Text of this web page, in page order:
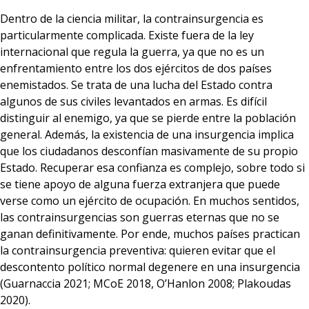
Dentro de la ciencia militar, la contrainsurgencia es
particularmente complicada. Existe fuera de la ley
internacional que regula la guerra, ya que no es un
enfrentamiento entre los dos ejércitos de dos países
enemistados. Se trata de una lucha del Estado contra
algunos de sus civiles levantados en armas. Es difícil
distinguir al enemigo, ya que se pierde entre la población
general. Además, la existencia de una insurgencia implica
que los ciudadanos desconfían masivamente de su propio
Estado. Recuperar esa confianza es complejo, sobre todo si
se tiene apoyo de alguna fuerza extranjera que puede
verse como un ejército de ocupación. En muchos sentidos,
las contrainsurgencias son guerras eternas que no se
ganan definitivamente. Por ende, muchos países practican
la contrainsurgencia preventiva: quieren evitar que el
descontento político normal degenere en una insurgencia
(Guarnaccia 2021; MCoE 2018, O’Hanlon 2008; Plakoudas
2020).